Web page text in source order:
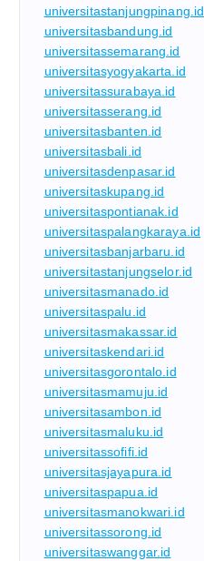
universitastanjungpinang.id
universitasbandung.id
universitassemarang.id
universitasyogyakarta.id
universitassurabaya.id
universitasserang.id
universitasbanten.id
universitasbali.id
universitasdenpasar.id
universitaskupang.id
universitaspontianak.id
universitaspalangkaraya.id
universitasbanjarbaru.id
universitastanjungselor.id
universitasmanado.id
universitaspalu.id
universitasmakassar.id
universitaskendari.id
universitasgorontalo.id
universitasmamuju.id
universitasambon.id
universitasmaluku.id
universitassofifi.id
universitasjayapura.id
universitaspapua.id
universitasmanokwari.id
universitassorong.id
universitaswanggar.id